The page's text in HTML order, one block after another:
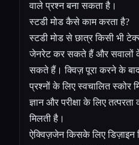
वाले प्रश्न बना सकता है।
स्टडी मोड कैसे काम करता है?
स्टडी मोड से छात्र किसी भी
जेनरेट कर सकते हैं और सवालों
सकते हैं। क्विज़ पूरा करने के
प्रश्नों के लिए स्वचालित स्कोर
ज्ञान और परीक्षा के लिए
मिलती है।
ऐक्विज़जेन किसके लिए डिज़ाइन